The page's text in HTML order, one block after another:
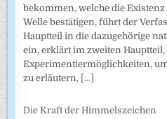
bekommen, welche die
Welle bestätigen, führt der
Hauptteil in die dazugehörige
ein, erklärt im zweiten Hauptteil,
Experimentiermöglichkeiten,
zu erläutern, [...]
Die Kraft der Himmelszeichen